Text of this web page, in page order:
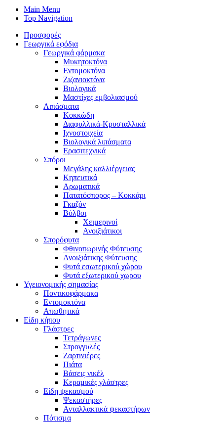
Main Menu
Top Navigation
Προσφορές
Γεωργικά εφόδια
Γεωργικά φάρμακα
Μυκητοκτόνα
Εντομοκτόνα
Ζιζανιοκτόνα
Βιολογικά
Μαστίχες εμβολιασμού
Λιπάσματα
Κοκκώδη
Διαφυλλικά-Κρυσταλλικά
Ιχνοστοιχεία
Βιολογικά λιπάσματα
Ερασιτεχνικά
Σπόροι
Μεγάλης καλλιέργειας
Κηπευτικά
Αρωματικά
Πατατόσπορος – Κοκκάρι
Γκαζόν
Βόλβοι
Χειμερινοί
Ανοιξιάτικοι
Σπορόφυτα
Φθινοπωρινής Φύτευσης
Ανοιξιάτικης Φύτευσης
Φυτά εσωτερικού χώρου
Φυτά εξωτερικού χωρου
Υγειονομικής σημασίας
Ποντικοφάρμακα
Εντομοκτόνα
Απωθητικά
Είδη κήπου
Γλάστρες
Τετράγωνες
Στρογγυλές
Ζαρτινιέρες
Πιάτα
Βάσεις νικέλ
Κεραμικές γλάστρες
Είδη ψεκασμού
Ψεκαστήρες
Ανταλλακτικά ψεκαστήρων
Πότισμα